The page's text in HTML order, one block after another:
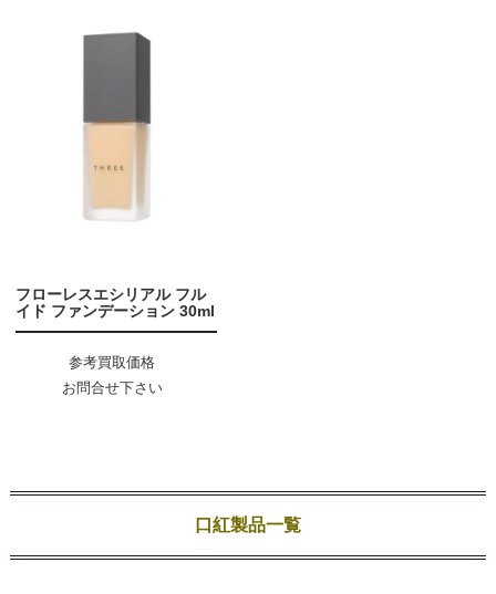
フローレスエシリアル フル
イド ファンデーション 30ml
参考買取価格
お問合せ下さい
口紅製品一覧